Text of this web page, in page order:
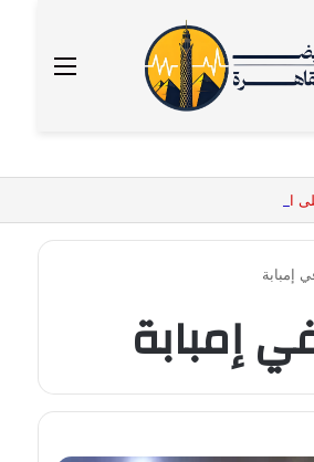
القائمة
إمبابة
إمبابة